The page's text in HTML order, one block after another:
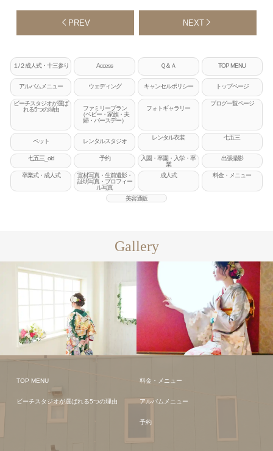
PREV NEXT
１/２成人式・十三参り Access Ｑ＆Ａ TOP MENU
アルバムメニュー ウェディング キャンセルポリシー トップページ
ビーチスタジオが選ば
れる5つの理由
ファミリープラン
（ベビー・家族・夫
婦・バースデー）
フォトギャラリー
ブログ一覧ページ
ペット レンタルスタジオ
レンタル衣装 七五三
七五三_old 予約
入園・卒園・入学・卒
業
出張撮影
卒業式・成人式
宣材写真・生前遺影・
証明写真・プロフィー
ル写真
成人式 料金・メニュー
美容通販
Gallery
TOP MENU
ビーチスタジオが選ばれる5つの理由
料金・メニュー
アルバムメニュー
予約